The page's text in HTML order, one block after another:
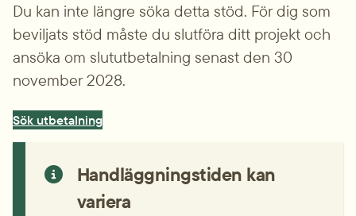
Du kan inte längre söka detta stöd. För dig som
beviljats stöd måste du slutföra ditt projekt och
ansöka om slut­utbetalning senast den 30
november 2028.
Sök utbetalning
Handläggningstiden kan
variera